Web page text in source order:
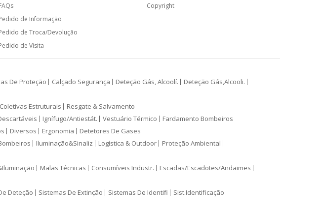
de Informação
de Troca/Devolução
de Visita
Copyright
De Proteção Calçado Segurança Deteção Gás, Alcoolí.
Deteção Gás,Alcooli.
Estruturais Resgate & Salvamento
Ignífugo/Antiestát. Vestuário Térmico Fardamento Bombeiros
Diversos Ergonomia Detetores De Gases
Iluminação&Sinaliz Logística & Outdoor
Proteção Ambiental
Malas Técnicas Consumíveis Industr.
Escadas/Escadotes/Andaimes
Deteção Sistemas De Extinção Sistemas De Identifi Sist.Identificação